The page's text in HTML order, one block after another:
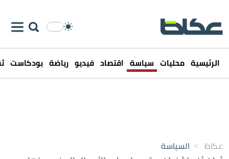
الرئيسية محليات سياسة اقتصاد فيديو رياضة بودكاست
عكاظ > السياسة